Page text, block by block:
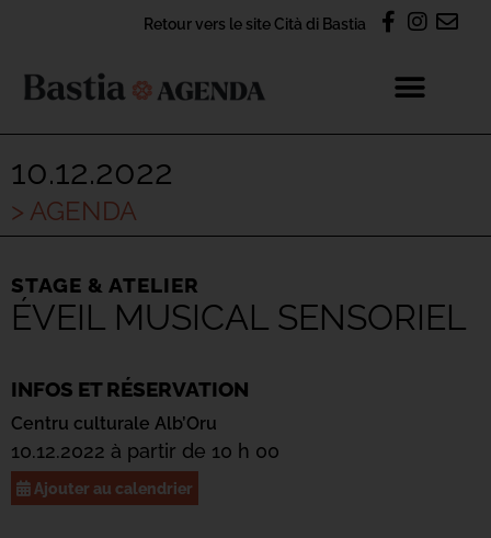
Retour vers le site Cità di Bastia
10.12.2022
> AGENDA
STAGE & ATELIER
ÉVEIL MUSICAL SENSORIEL
INFOS ET RÉSERVATION
Centru culturale Alb’Oru
10.12.2022 à partir de 10 h 00
Ajouter au calendrier